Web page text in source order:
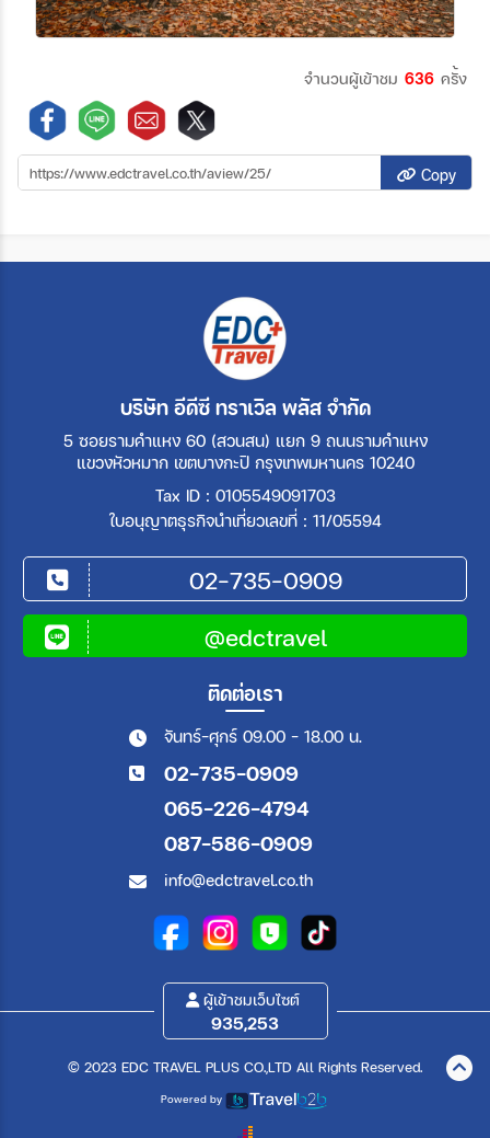
จำนวนผู้เข้าชม 636 ครั้ง
Copy
บริษัท อีดีซี ทราเวิล พลัส จำกัด
5 ซอยรามคำแหง 60 (สวนสน) แยก 9 ถนนรามคำแหง
แขวงหัวหมาก เขตบางกะปิ กรุงเทพมหานคร 10240
Tax ID : 0105549091703
ใบอนุญาตธุรกิจนำเที่ยวเลขที่ : 11/05594
02-735-0909
@edctravel
ติดต่อเรา
จันทร์-ศุกร์ 09.00 - 18.00 น.
02-735-0909
065-226-4794
087-586-0909
info@edctravel.co.th
ผู้เข้าชมเว็บไซต์
935,253
© 2023 EDC TRAVEL PLUS CO.,LTD All Rights Reserved.
Powered by